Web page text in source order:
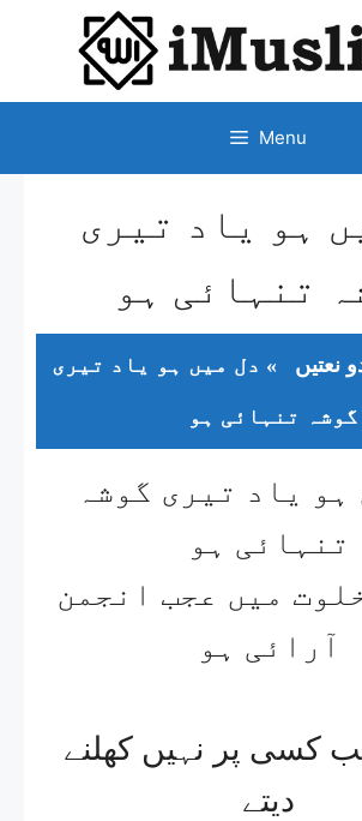
CONTENT
Menu
ہو یاد تیری
تنہائی ہو
نعتیں » دل میں ہو یاد تیری
گوشہ تنہائی ہو
ہو یاد تیری گوشہ
تنہائی ہو
میں عجب انجمن
آرائی ہو
کسی پر نہیں کھلنے
دیتے